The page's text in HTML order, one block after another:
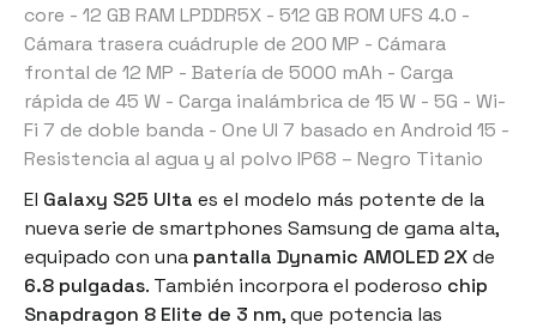
core - 12 GB RAM LPDDR5X - 512 GB ROM UFS 4.0 -
Cámara trasera cuádruple de 200 MP - Cámara
frontal de 12 MP - Batería de 5000 mAh - Carga
rápida de 45 W - Carga inalámbrica de 15 W - 5G - Wi-
Fi 7 de doble banda - One UI 7 basado en Android 15 -
Resistencia al agua y al polvo IP68 – Negro Titanio
El Galaxy S25 Ulta es el modelo más potente de la
nueva serie de smartphones Samsung de gama alta,
equipado con una pantalla Dynamic AMOLED 2Xde
6.8 pulgadas. También incorpora el poderoso chip
Snapdragon 8 Elite de 3 nm, que potencia las